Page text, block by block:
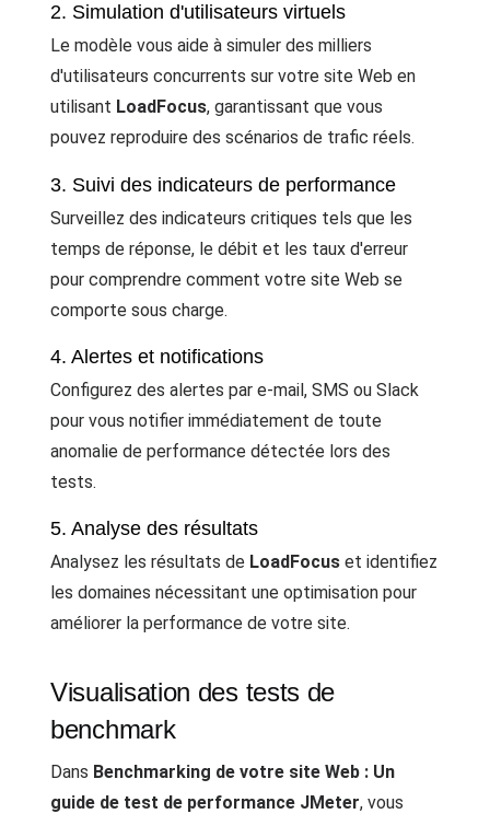
2. Simulation d'utilisateurs virtuels
Le modèle vous aide à simuler des milliers
d'utilisateurs concurrents sur votre site Web en
utilisant LoadFocus, garantissant que vous
pouvez reproduire des scénarios de trafic réels.
3. Suivi des indicateurs de performance
Surveillez des indicateurs critiques tels que les
temps de réponse, le débit et les taux d'erreur
pour comprendre comment votre site Web se
comporte sous charge.
4. Alertes et notifications
Configurez des alertes par e-mail, SMS ou Slack
pour vous notifier immédiatement de toute
anomalie de performance détectée lors des
tests.
5. Analyse des résultats
Analysez les résultats de LoadFocus et identifiez
les domaines nécessitant une optimisation pour
améliorer la performance de votre site.
Visualisation des tests de
benchmark
Dans Benchmarking de votre site Web : Un
guide de test de performance JMeter, vous